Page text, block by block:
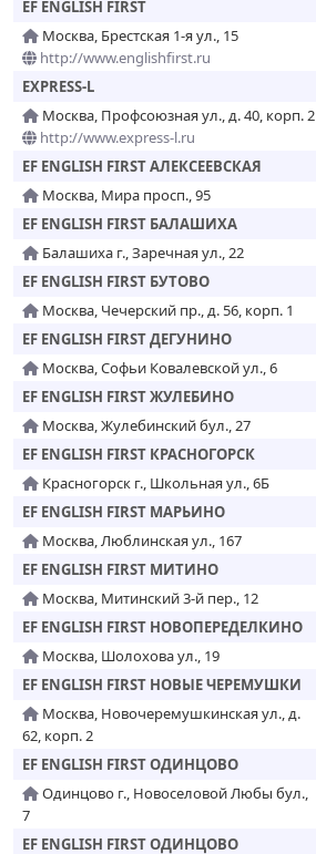
EF ENGLISH FIRST
Москва, Брестская 1-я ул., 15
http://www.englishfirst.ru
EXPRESS-L
Москва, Профсоюзная ул., д. 40, корп. 2
http://www.express-l.ru
EF ENGLISH FIRST АЛЕКСЕЕВСКАЯ
Москва, Мира просп., 95
EF ENGLISH FIRST БАЛАШИХА
Балашиха г., Заречная ул., 22
EF ENGLISH FIRST БУТОВО
Москва, Чечерский пр., д. 56, корп. 1
EF ENGLISH FIRST ДЕГУНИНО
Москва, Софьи Ковалевской ул., 6
EF ENGLISH FIRST ЖУЛЕБИНО
Москва, Жулебинский бул., 27
EF ENGLISH FIRST КРАСНОГОРСК
Красногорск г., Школьная ул., 6Б
EF ENGLISH FIRST МАРЬИНО
Москва, Люблинская ул., 167
EF ENGLISH FIRST МИТИНО
Москва, Митинский 3-й пер., 12
EF ENGLISH FIRST НОВОПЕРЕДЕЛКИНО
Москва, Шолохова ул., 19
EF ENGLISH FIRST НОВЫЕ ЧЕРЕМУШКИ
Москва, Новочеремушкинская ул., д.
62, корп. 2
EF ENGLISH FIRST ОДИНЦОВО
Одинцово г., Новоселовой Любы бул.,
7
EF ENGLISH FIRST ОДИНЦОВО